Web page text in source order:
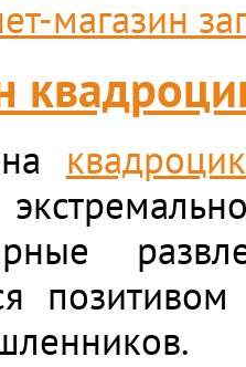
магазин